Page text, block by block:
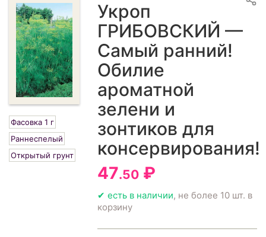
Фасовка 1 г
Раннеспелый
Открытый грунт
Укроп
ГРИБОВСКИЙ —
Самый ранний!
Обилие
ароматной
зелени и
зонтиков для
консервирования!
47.50 ₽
✔ есть в наличии, не более 10 шт. в
корзину